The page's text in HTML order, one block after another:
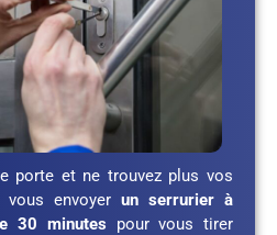
porte et ne trouvez plus vos
envoyer un serrurier à
30 minutes pour vous tirer